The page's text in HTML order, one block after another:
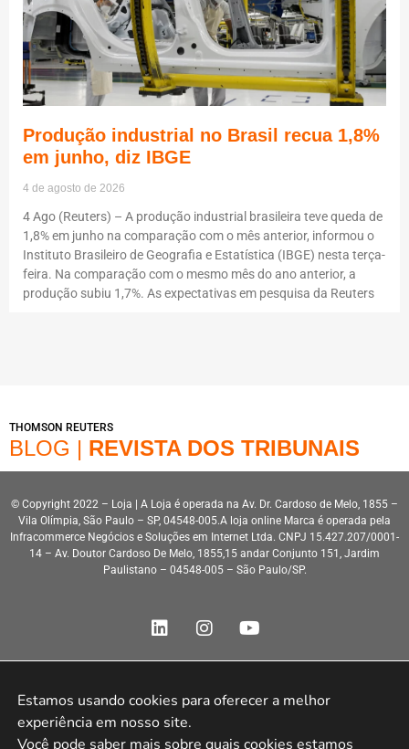
Produção industrial no Brasil recua 1,8%
em junho, diz IBGE
4 de agosto de 2026
4 Ago (Reuters) – A produção industrial brasileira teve queda de
1,8% em junho na comparação com o mês anterior, informou o
Instituto Brasileiro de Geografia e Estatística (IBGE) nesta terça-
feira. Na comparação com o mesmo mês do ano anterior, a
produção subiu 1,7%. As expectativas em pesquisa da Reuters
THOMSON REUTERS
BLOG | REVISTA DOS TRIBUNAIS
© Copyright 2022 – Loja | A Loja é operada na Av. Dr. Cardoso de Melo, 1855 –
Vila Olímpia, São Paulo – SP, 04548-005.A loja online Marca é operada pela
Infracommerce Negócios e Soluções em Internet Ltda. CNPJ 15.427.207/0001-
14 – Av. Doutor Cardoso De Melo, 1855,15 andar Conjunto 151, Jardim
Paulistano – 04548-005 – São Paulo/SP.
Estamos usando cookies para oferecer a melhor
experiência em nosso site.
Você pode saber mais sobre quais cookies estamos